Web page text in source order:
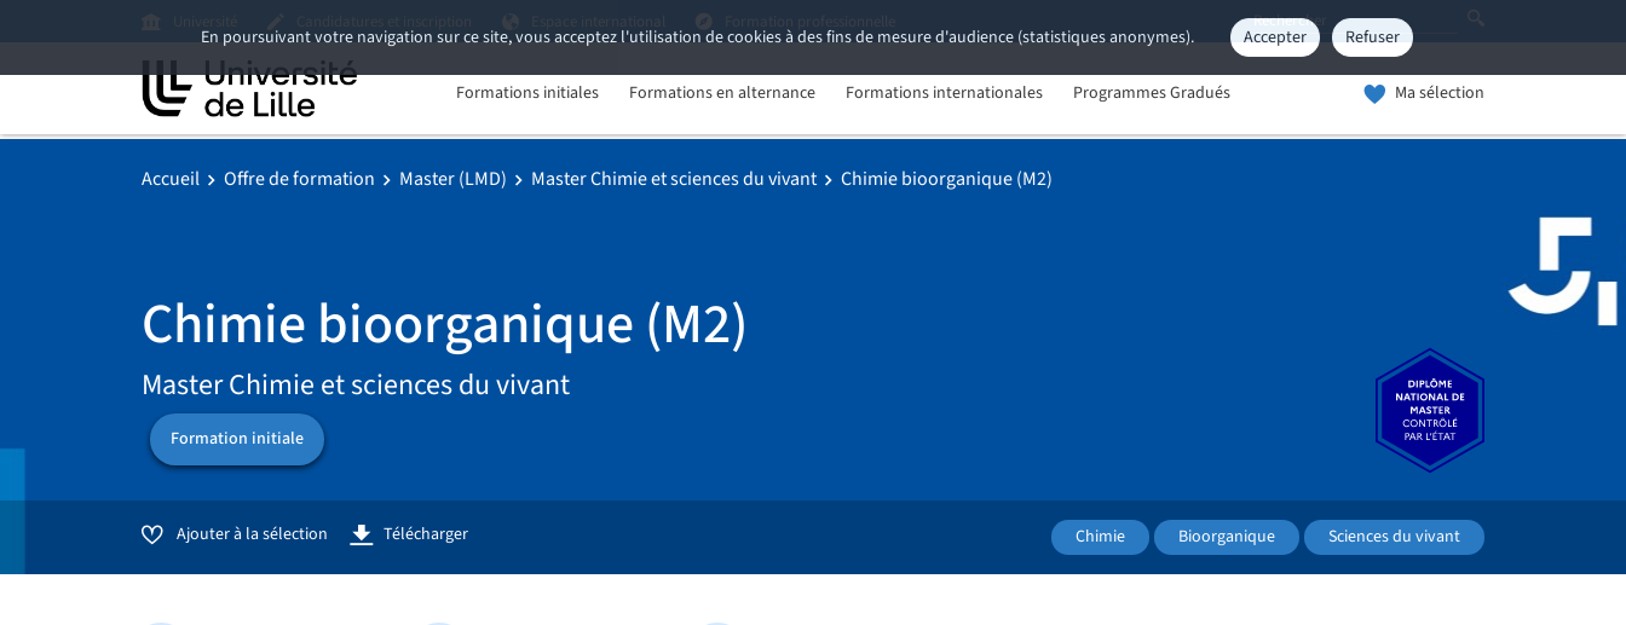
En poursuivant votre navigation sur ce site, vous acceptez l'utilisation de cookies à des fins de mesure d'audience (statistiques anonymes). Accepter Refuser
Formations initiales Formations en alternance Formations internationales Programmes Gradués Ma sélection
Accueil Offre de formation Master (LMD) Master Chimie et sciences du vivant Chimie bioorganique (M2)
Chimie bioorganique (M2)
Master Chimie et sciences du vivant
Formation initiale
Ajouter à la sélection Télécharger Chimie Bioorganique Sciences du vivant